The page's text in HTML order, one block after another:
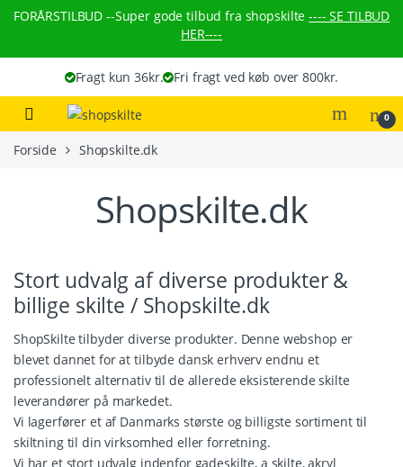
Skip to navigation
Skip to content
FORÅRSTILBUD --Super gode tilbud fra shopskilte ---- SE TILBUD
HER----
Fragt kun 36kr. Fri fragt ved køb over 800kr.
0
Forside Shopskilte.dk
Shopskilte.dk
Stort udvalg af diverse produkter &
billige skilte / Shopskilte.dk
ShopSkilte tilbyder diverse produkter. Denne webshop er
blevet dannet for at tilbyde dansk erhverv endnu et
professionelt alternativ til de allerede eksisterende skilte
leverandører på markedet.
Vi lagerfører et af Danmarks største og billigste sortiment til
skiltning til din virksomhed eller forretning.
Vi har et stort udvalg indenfor gadeskilte, a skilte, akryl